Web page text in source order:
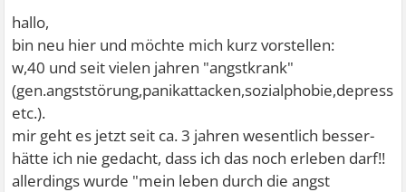
hallo,
bin neu hier und möchte mich kurz vorstellen:
w,40 und seit vielen jahren "angstkrank"
etc.).
mir geht es jetzt seit ca. 3 jahren wesentlich besser-
hätte ich nie gedacht, dass ich das noch erleben darf!!
allerdings wurde "mein leben durch die angst